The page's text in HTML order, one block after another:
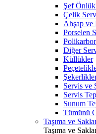
Şef
Çelik
Ahşap ve
Porselen
Diğer
Küllükler
Servis ve
Servis
Sunum
Tümünü
Taşıma ve
Taşıma ve